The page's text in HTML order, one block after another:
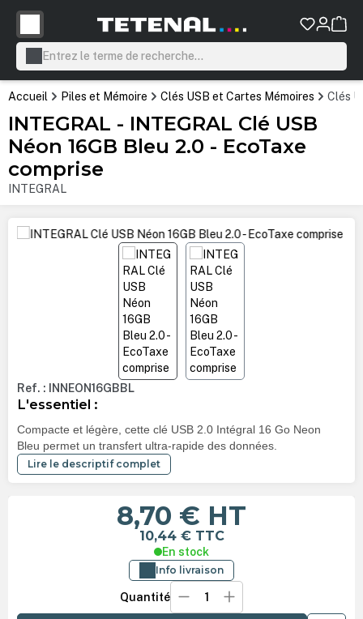
principal
Accueil Piles et Mémoire Clés USB et Cartes Mémoires Clés
INTEGRAL - INTEGRAL Clé USB
Néon 16GB Bleu 2.0 - EcoTaxe
comprise
INTEGRAL
Ignorer la galerie d'images
Ref. : INNEON16GBBL
L'essentiel :
Compacte et légère, cette clé USB 2.0 Intégral 16 Go Neon
Bleu permet un transfert ultra-rapide des données.
Lire le descriptif complet
8,70 € HT
10,44 € TTC
En stock
Info livraison
Quantité